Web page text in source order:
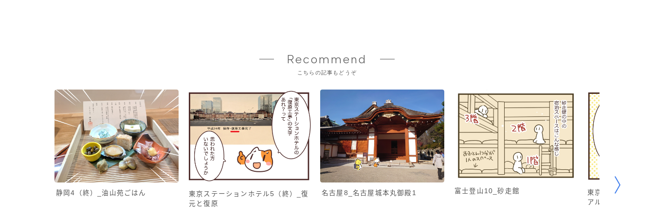
Recommend
こちらの記事もどうぞ
静岡4（終）_油山苑ごはん
東京ステーションホテル5（終）_復
元と復原
名古屋8_名古屋城本丸御殿1 富士登山10_砂走館
東京ステーション
アルスイート